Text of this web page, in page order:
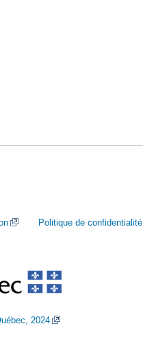
Politique de confidentialité
2024